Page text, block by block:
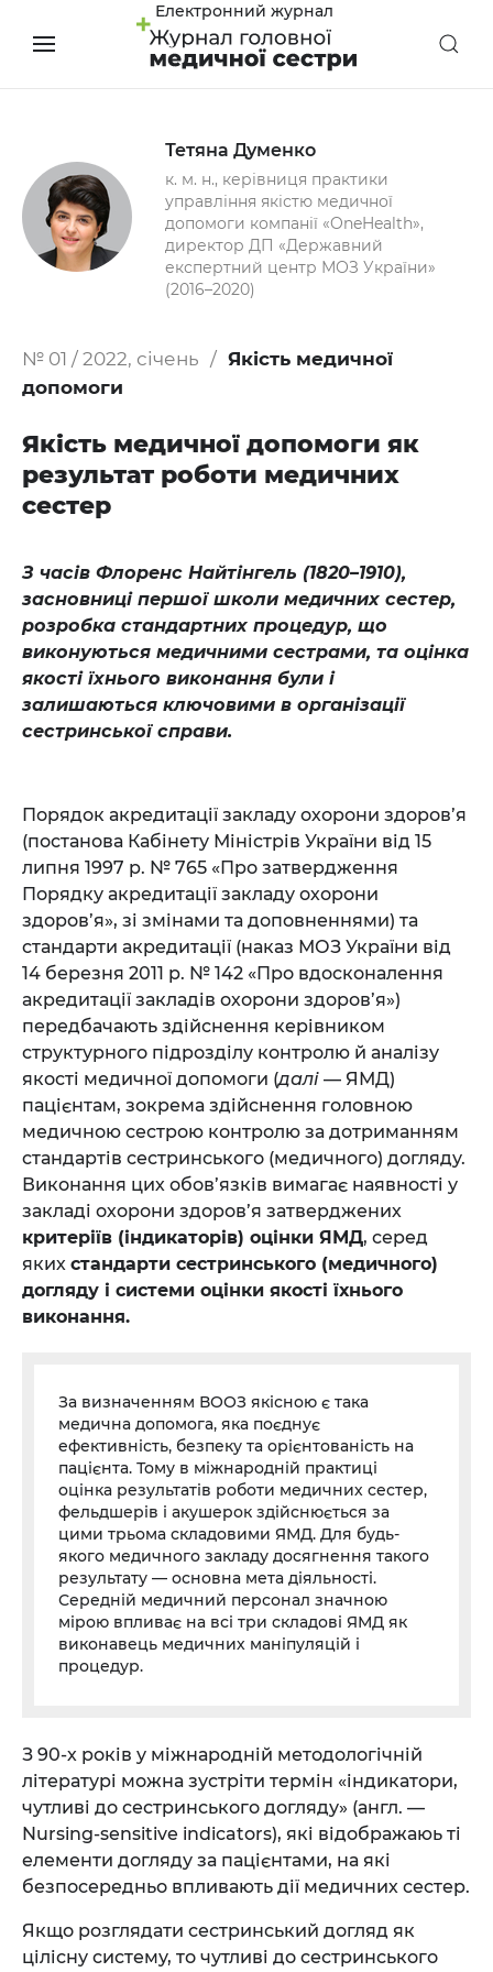
Електронний журнал
Тетяна Думенко
к. м. н., керівниця практики
управління якістю медичної
допомоги компанії «OneHealth»,
директор ДП «Державний
експертний центр МОЗ України»
(2016–2020)
№ 01 / 2022, січень
Якість медичної
допомоги
Якість медичної допомоги як
результат роботи медичних
сестер
З часів Флоренс Найтінгель (1820–1910),
засновниці першої школи медичних сестер,
розробка стандартних процедур, що
виконуються медичними сестрами, та оцінка
якості їхнього виконання були і
залишаються ключовими в організації
сестринської справи.
Порядок акредитації закладу охорони здоров’я
(постанова Кабінету Міністрів України від 15
липня 1997 р. № 765 «Про затвердження
Порядку акредитації закладу охорони
здоров’я», зі змінами та доповненнями) та
стандарти акредитації (наказ МОЗ України від
14 березня 2011 р. № 142 «Про вдосконалення
акредитації закладів охорони здоров’я»)
передбачають здійснення керівником
структурного підрозділу контролю й аналізу
якості медичної допомоги (далі — ЯМД)
пацієнтам, зокрема здійснення головною
медичною сестрою контролю за дотриманням
стандартів сестринського (медичного) догляду.
Виконання цих обов’язків вимагає наявності у
закладі охорони здоров’я затверджених
критеріїв (індикаторів) оцінки ЯМД, серед
яких стандарти сестринського (медичного)
догляду і системи оцінки якості їхнього
виконання.
За визначенням ВООЗ якісною є така
медична допомога, яка поєднує
ефективність, безпеку та орієнтованість на
пацієнта. Тому в міжнародній практиці
оцінка результатів роботи медичних сестер,
фельдшерів і акушерок здійснюється за
цими трьома складовими ЯМД. Для будь-
якого медичного закладу досягнення такого
результату — основна мета діяльності.
Середній медичний персонал значною
мірою впливає на всі три складові ЯМД як
виконавець медичних маніпуляцій і
процедур.
З 90-х років у міжнародній методологічній
літературі можна зустріти термін «індикатори,
чутливі до сестринського догляду» (англ. —
Nursing-sensitive indicators), які відображаюь ті
елементи догляду за пацієнтами, на які
безпосередньо впливають дії медичних сестер.
Якщо розглядати сестринський догляд як
цілісну систему, то чутливі до сестринського